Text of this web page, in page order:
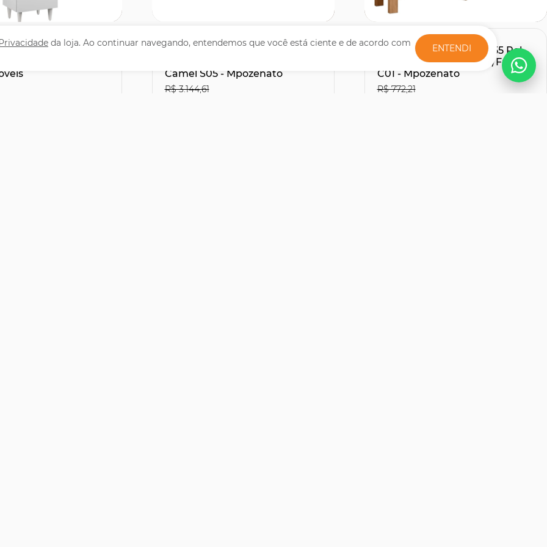
da loja. Ao continuar navegando, entendemos que você está ciente e de acordo com
ENTENDI
Torre
Cama Queen Flutuante Com
Camel S05 - Mpozenato
R$ 3.144,61
Rack Bancada Para TV 55 Pol
150cm Lucca Off White/Freijó
C01 - Mpozenato
R$ 772,21